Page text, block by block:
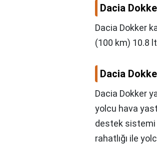
Dacia
Dacia Dokker
(100 km) 10.8
Dacia
Dacia Dokker
yolcu hava
destek sistemi
rahatlığı ile